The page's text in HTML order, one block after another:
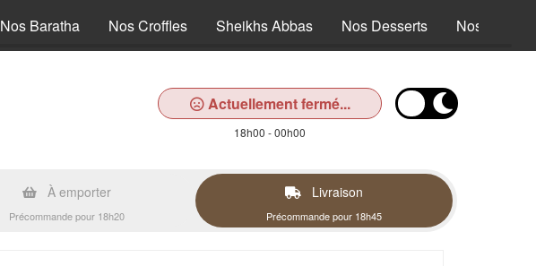
Nos Baratha Nos Croffles Sheikhs Abbas Nos Desserts Nos
Actuellement fermé...
18h00 - 00h00
À emporter
Précommande pour 18h20
Livraison
Précommande pour 18h45